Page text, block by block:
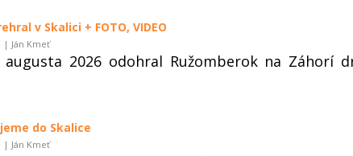
v Skalici + FOTO, VIDEO
| Ján Kmeť
2026 odohral Ružomberok na Záhorí
do Skalice
| Ján Kmeť